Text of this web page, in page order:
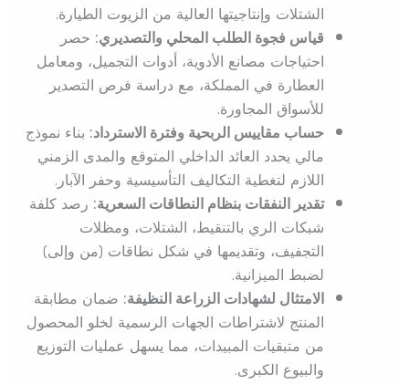
الشتلات وإنتاجيتها العالية من الزيوت الطيارة.
قياس فجوة الطلب المحلي والتصديري:حصر
احتياجات مصانع الأدوية، أدوات التجميل، ومعامل
العطارة في المملكة، مع دراسة فرص التصدير
للأسواق المجاورة.
حساب مقاييس الربحية وفترة الاسترداد:بناء نموذج
مالي يحدد العائد الداخلي المتوقع والمدى الزمني
اللازم لتغطية التكاليف التأسيسية وحفر الآبار.
تقدير النفقات بنظام النطاقات السعرية:رصد كلفة
شبكات الري بالتنقيط، الشتلات، ومظلات
التجفيف، وتقديمها في شكل نطاقات (من وإلى)
لضبط الميزانية.
الامتثال لشهادات الزراعة النظيفة:ضمان مطابقة
المنتج لاشتراطات الجهات الرسمية لخلو المحصول
من متبقيات المبيدات، مما يسهل عمليات التوزيع
والبيوع الكبرى.